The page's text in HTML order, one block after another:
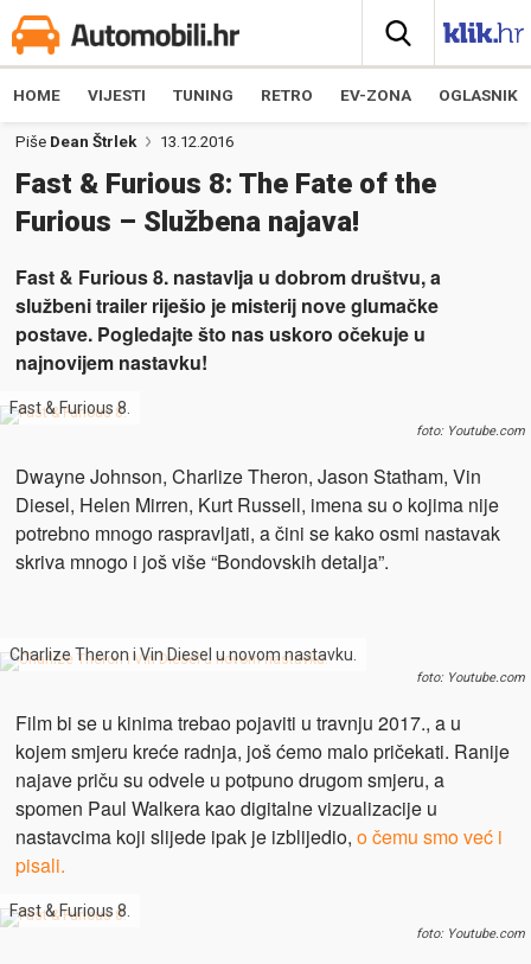
HOME VIJESTI TUNING RETRO EV-ZONA OGLASNIK
Piše Dean Štrlek 13.12.2016
Fast & Furious 8: The Fate of the
Furious – Službena najava!
Fast & Furious 8. nastavlja u dobrom društvu, a
službeni trailer riješio je misterij nove glumačke
postave. Pogledajte što nas uskoro očekuje u
najnovijem nastavku!
Fast & Furious 8.
foto: Youtube.com
Dwayne Johnson, Charlize Theron, Jason Statham, Vin
Diesel, Helen Mirren, Kurt Russell, imena su o kojima nije
potrebno mnogo raspravljati, a čini se kako osmi nastavak
skriva mnogo i još više “Bondovskih detalja”.
Charlize Theron i Vin Diesel u novom nastavku.
foto: Youtube.com
Film bi se u kinima trebao pojaviti u travnju 2017., a u
kojem smjeru kreće radnja, još ćemo malo pričekati. Ranije
najave priču su odvele u potpuno drugom smjeru, a
spomen Paul Walkera kao digitalne vizualizacije u
nastavcima koji slijede ipak je izblijedio, o čemu smo već i
pisali.
Fast & Furious 8.
foto: Youtube.com